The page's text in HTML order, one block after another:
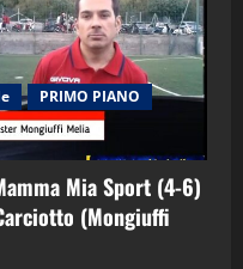
PRIMO PIANO
Mia Sport (4-6)
(Mongiuffi